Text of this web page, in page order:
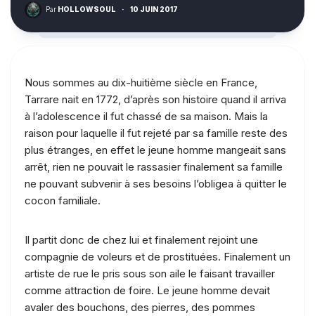
Par HOLLOWSOUL · 10 JUIN 2017
Nous sommes au dix-huitième siècle en France,
Tarrare nait en 1772, d’après son histoire quand il arriva
à l’adolescence il fut chassé de sa maison. Mais la
raison pour laquelle il fut rejeté par sa famille reste des
plus étranges, en effet le jeune homme mangeait sans
arrêt, rien ne pouvait le rassasier finalement sa famille
ne pouvant subvenir à ses besoins l’obligea à quitter le
cocon familiale.
Il partit donc de chez lui et finalement rejoint une
compagnie de voleurs et de prostituées. Finalement un
artiste de rue le pris sous son aile le faisant travailler
comme attraction de foire. Le jeune homme devait
avaler des bouchons, des pierres, des pommes